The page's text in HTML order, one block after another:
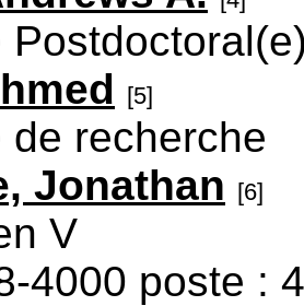
[5]
de recherche
Jonathan [6]
V
4000 poste :